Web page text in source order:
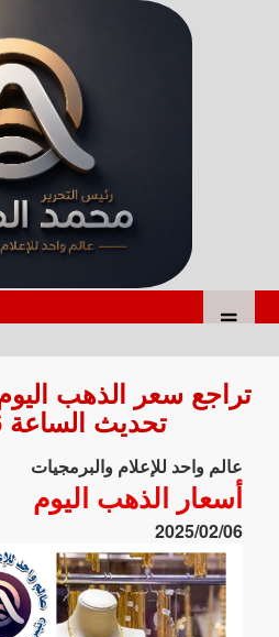
تحديث الساعة 15:03:16
عالم واحد للإعلام والبرمجيات
أسعار الذهب اليوم
2025/02/06